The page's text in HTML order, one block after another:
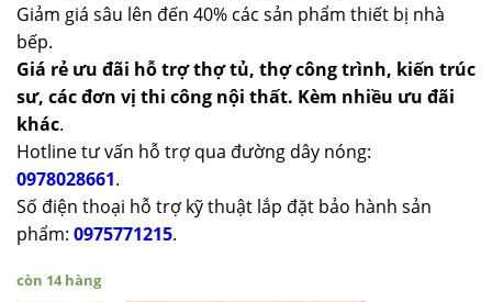
Giảm giá sâu lên đến 40% các sản phẩm thiết bị nhà
bếp.
Giá rẻ ưu đãi hỗ trợ thợ tủ, thợ công trình, kiến trúc
sư, các đơn vị thi công nội thất. Kèm nhiều ưu đãi
khác.
Hotline tư vấn hỗ trợ qua đường dây nóng:
0978028661.
Số điện thoại hỗ trợ kỹ thuật lắp đặt bảo hành sản
phẩm: 0975771215.
còn 14 hàng